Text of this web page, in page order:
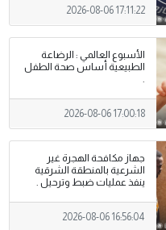
2026-08-06 17:11:22
الأسبوع العالمي : الرضاعة
الطبيعية أساس صحة الطفل
2026-08-06 17:00:18
جهاز مكافحة الهجرة غير
الشرعية بالمنطقة الشرقية
ينفذ عمليات ضبط وترحيل .
2026-08-06 16:56:04